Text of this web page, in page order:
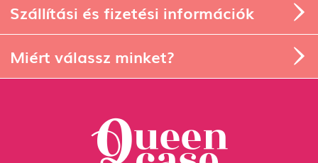
Szállítási és fizetési információk
Miért válassz minket?